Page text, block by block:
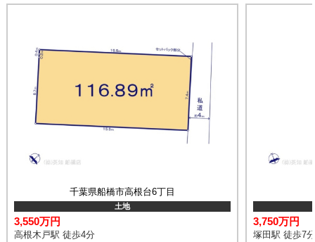
千葉県船橋市高根台6丁目
土地
3,550万円
高根木戸駅 徒歩4分
3,750万円
塚田駅 徒歩7分